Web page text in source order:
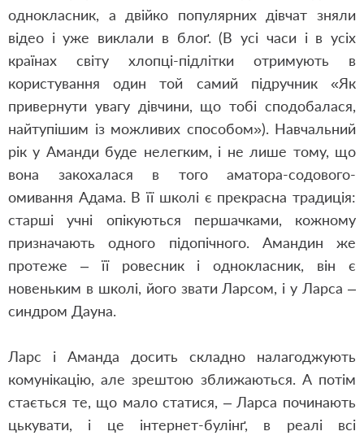
однокласник, а двійко популярних дівчат зняли
відео і уже виклали в блоґ. (В усі часи і в усіх
країнах світу хлопці-підлітки отримують в
користування один той самий підручник «Як
привернути увагу дівчини, що тобі сподобалася,
найтупішим із можливих способом»). Навчальний
рік у Аманди буде нелегким, і не лише тому, що
вона закохалася в того аматора-содового-
омивання Адама. В її школі є прекрасна традиція:
старші учні опікуються першачками, кожному
призначають одного підопічного. Амандин же
протеже – її ровесник і однокласник, він є
новеньким в школі, його звати Ларсом, і у Ларса –
синдром Дауна.
Ларс і Аманда досить складно налагоджують
комунікацію, але зрештою зближаються. А потім
стається те, що мало статися, – Ларса починають
цькувати, і це інтернет-булінґ, в реалі всі